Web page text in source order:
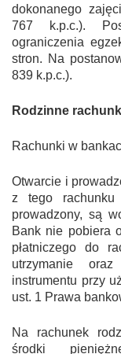
dokonanego
767 k.p.c.).
ograniczenia
stron. Na
839 k.p.c.).
Rodzinne
Rachunki w
Otwarcie i
z tego
prowadzony, są
Bank nie pobiera
płatniczego do
utrzymanie
instrumentu przy
ust. 1 Prawa
Na rachunek
środki